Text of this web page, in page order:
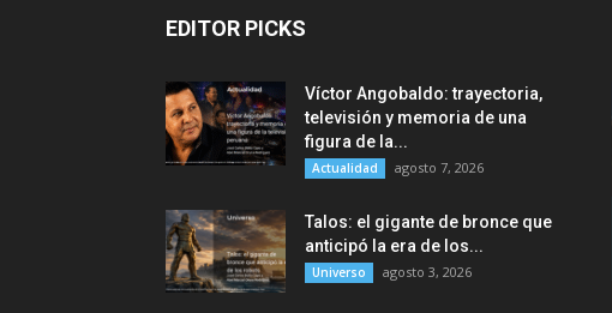
EDITOR PICKS
Víctor Angobaldo: trayectoria,
televisión y memoria de una
figura de la...
Actualidad agosto 7, 2026
Talos: el gigante de bronce que
anticipó la era de los...
Universo agosto 3, 2026